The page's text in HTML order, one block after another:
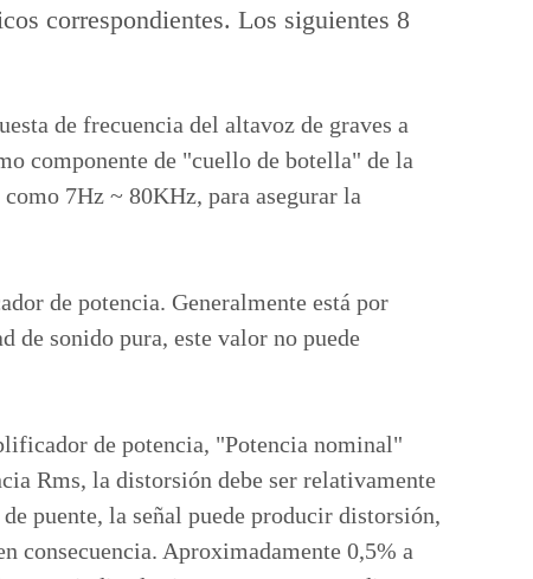
correspondientes. Los siguientes 8
de frecuencia del altavoz de graves a
componente de "cuello de botella" de la
7Hz ~ 80KHz, para asegurar la
de potencia. Generalmente está por
de sonido pura, este valor no puede
de potencia, "Potencia nominal"
Rms, la distorsión debe ser relativamente
puente, la señal puede producir distorsión,
consecuencia. Aproximadamente 0,5% a